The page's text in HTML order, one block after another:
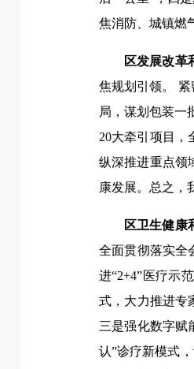
焦消防、城镇燃
区发展改革
焦规划引领。
局，谋划包装一
20大牵引项目，
纵深推进重点领
康发展。总之，
区卫生健康
全面贯彻落实全
进“2+4”医疗示
式，大力推进专
三是强化数字赋
认”诊疗新模式